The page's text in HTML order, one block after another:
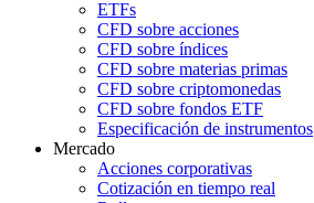
ETFs
CFD sobre acciones
CFD sobre índices
CFD sobre materias primas
CFD sobre criptomonedas
CFD sobre fondos ETF
Especificación de instrumentos
Mercado
Acciones corporativas
Cotización en tiempo real